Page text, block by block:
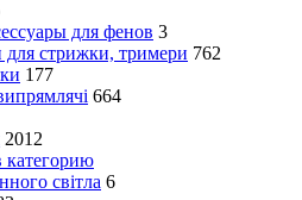
для фенов 3
стрижки, тримери 762
177
664
2012
категорию
світла 6